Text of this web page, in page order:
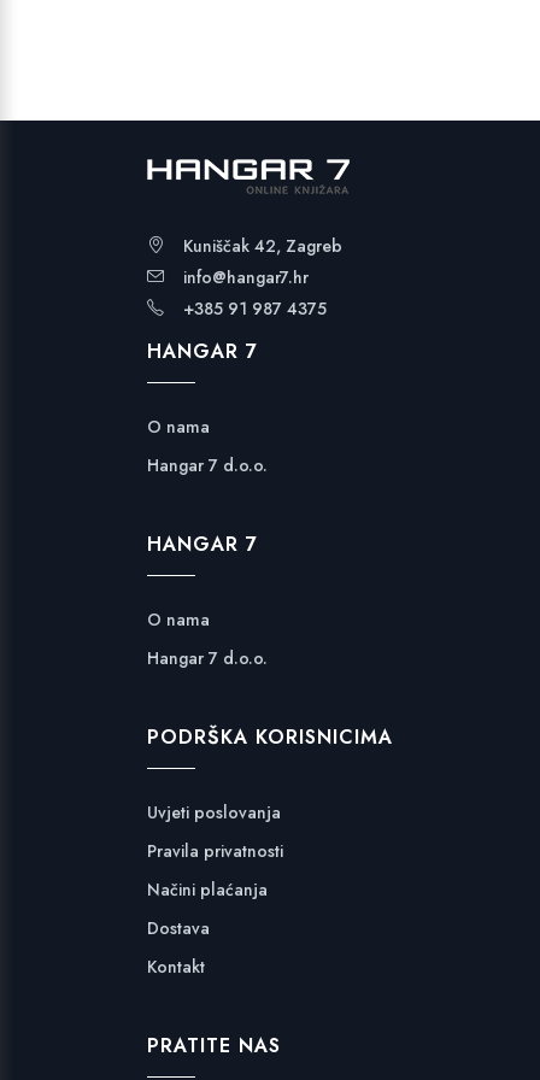
Kuniščak 42, Zagreb
info@hangar7.hr
+385 91 987 4375
HANGAR 7
O nama
Hangar 7 d.o.o.
HANGAR 7
O nama
Hangar 7 d.o.o.
PODRŠKA KORISNICIMA
Uvjeti poslovanja
Pravila privatnosti
Načini plaćanja
Dostava
Kontakt
PRATITE NAS